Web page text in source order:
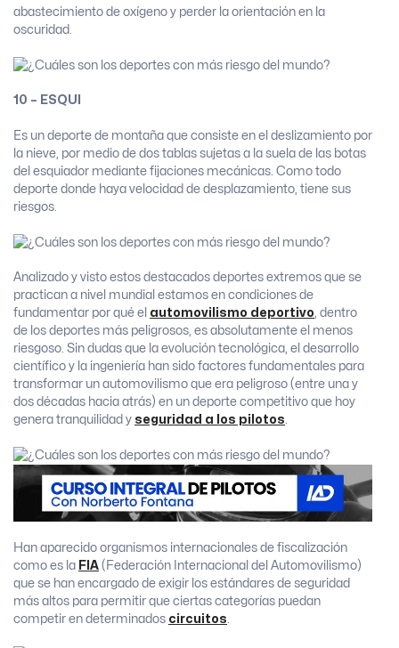
abastecimiento de oxígeno y perder la orientación en la
oscuridad.
10 – ESQUI
Es un deporte de montaña que consiste en el deslizamiento por
la nieve, por medio de dos tablas sujetas a la suela de las botas
del esquiador mediante fijaciones mecánicas. Como todo
deporte donde haya velocidad de desplazamiento, tiene sus
riesgos.
Analizado y visto estos destacados deportes extremos que se
practican a nivel mundial estamos en condiciones de
fundamentar por qué el automovilismo deportivo , dentro
de los deportes más peligrosos, es absolutamente el menos
riesgoso. Sin dudas que la evolución tecnológica, el desarrollo
científico y la ingeniería han sido factores fundamentales para
transformar un automovilismo que era peligroso (entre una y
dos décadas hacia atrás) en un deporte competitivo que hoy
genera tranquilidad y seguridad a los pilotos
Han aparecido organismos internacionales de fiscalización
como es la FIA (Federación Internacional del Automovilismo)
que se han encargado de exigir los estándares de seguridad
más altos para permitir que ciertas categorías puedan
competir en determinados circuitos